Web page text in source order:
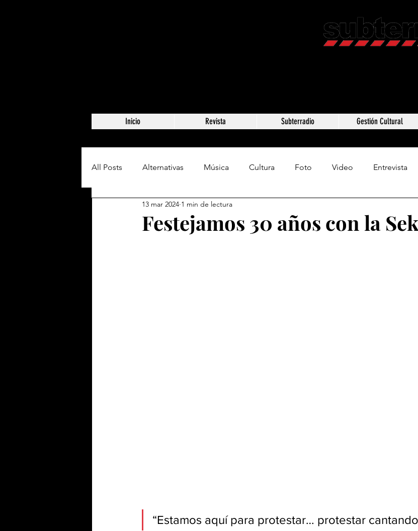
Inicio Revista Subterradio Gestión Cultural
All Posts Alternativas Música Cultura Foto Video Entrevista
Festejamos 30 años con la
13 mar 2024 1 min de lectura
“Estamos aquí para protestar… protestar